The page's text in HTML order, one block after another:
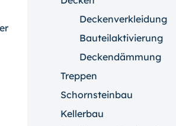
Deckenverkleidung
Bauteilaktivierung
Deckendämmung
Treppen
Schornsteinbau
Kellerbau